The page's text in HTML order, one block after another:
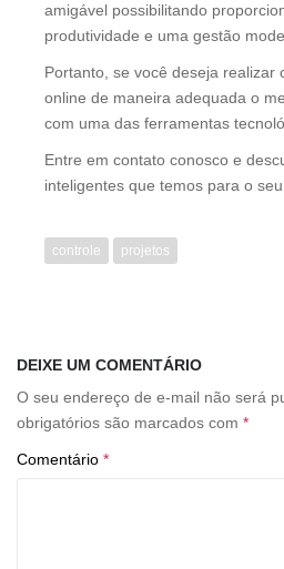
amigável possibilitando
produtividade e uma gestão
Portanto, se você deseja realizar
online de maneira adequada o
com uma das ferramentas
Entre em contato conosco e
inteligentes que temos para o
controle projetos
DEIXE UM COMENTÁRIO
O seu endereço de e-mail não será
obrigatórios são marcados com *
Comentário *